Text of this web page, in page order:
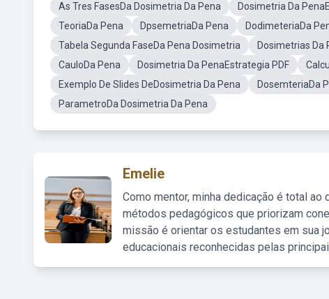
As Tres FasesDa Dosimetria Da Pena
Dosimetria Da
TeoriaDa Pena
DpsemetriaDa Pena DodimeteriaDa
Tabela Segunda FaseDa Pena Dosimetria
Dosimetrias Da
CauloDa Pena
Dosimetria Da PenaEstrategia PDF
Exemplo De Slides DeDosimetria Da Pena
DosemteriaDa
ParametroDa Dosimetria Da Pena
Emelie
Como mentor, minha dedicação é total
métodos pedagógicos que priorizam
missão é orientar os estudantes em sua
educacionais reconhecidas pelas